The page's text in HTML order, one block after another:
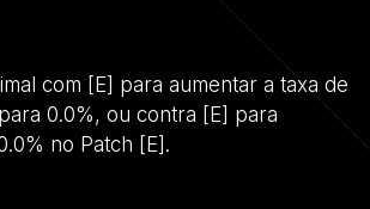
com [E] para aumentar a taxa de
0.0%, ou contra [E] para
no Patch [E].